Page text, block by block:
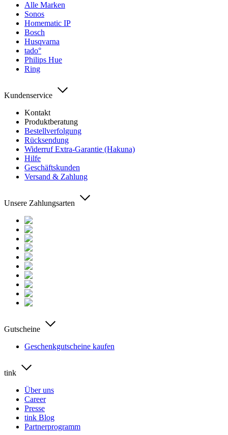
Alle Marken
Sonos
Homematic IP
Bosch
Husqvarna
tado°
Philips Hue
Ring
Kundenservice
Kontakt
Produktberatung
Bestellverfolgung
Rücksendung
Widerruf Extra-Garantie (Hakuna)
Hilfe
Geschäftskunden
Versand & Zahlung
Unsere Zahlungsarten
Gutscheine
Geschenkgutscheine kaufen
tink
Über uns
Career
Presse
tink Blog
Partnerprogramm